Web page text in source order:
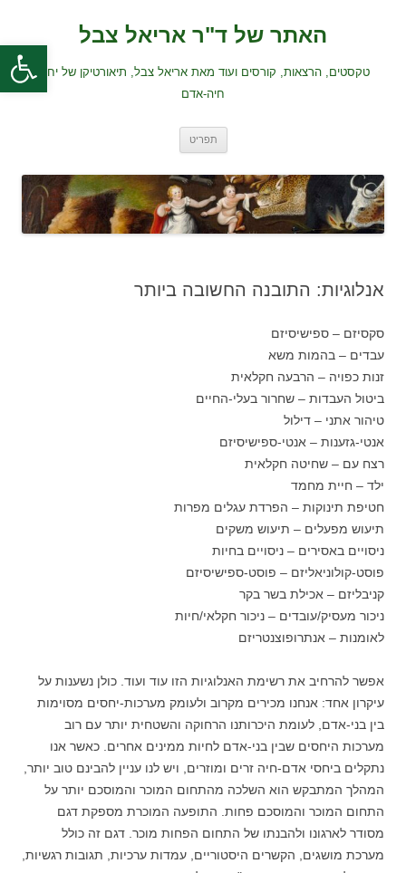
פתח
האתר של ד"ר אריאל צבל
טקסטים, הרצאות, קורסים ועוד מאת אריאל צבל, תיאורטיקן של יחסי
חיה-אדם
תפריט
אנלוגיות: התובנה החשובה ביותר
סקסיזם – ספישיסיזם
עבדים – בהמות משא
זנות כפויה – הרבעה חקלאית
ביטול העבדות – שחרור בעלי-החיים
טיהור אתני – דילול
אנטי-גזענות – אנטי-ספישיסיזם
רצח עם – שחיטה חקלאית
ילד – חיית מחמד
חטיפת תינוקות – הפרדת עגלים מפרות
תיעוש מפעלים – תיעוש משקים
ניסויים באסירים – ניסויים בחיות
פוסט-קולוניאליזם – פוסט-ספישיסיזם
קניבליזם – אכילת בשר בקר
ניכור מעסיק/עובדים – ניכור חקלאי/חיות
לאומנות – אנתרופוצנטריזם
אפשר להרחיב את רשימת האנלוגיות הזו עוד ועוד. כולן נשענות על
עיקרון אחד: אנחנו מכירים מקרוב ולעומק מערכות-יחסים מסוימות
בין בני-אדם, לעומת היכרותנו הרחוקה והשטחית יותר עם רוב
מערכות היחסים שבין בני-אדם לחיות ממינים אחרים. כאשר אנו
נתקלים ביחסי אדם-חיה זרים ומוזרים, ויש לנו עניין להבינם טוב יותר,
המהלך המתבקש הוא השלכה מהתחום המוכר והמוסכם יותר על
התחום המוכר והמוסכם פחות. התופעה המוכרת מספקת דגם
מסודר לארגונו ולהבנתו של התחום הפחות מוכר. דגם זה כולל
מערכת מושגים, הקשרים היסטוריים, עמדות ערכיות, תגובות רגשיות,